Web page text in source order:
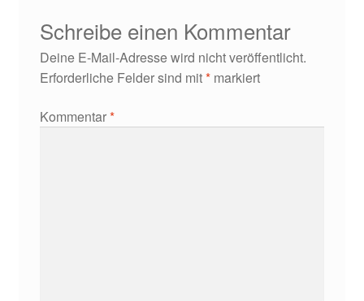
Schreibe einen Kommentar
Deine E-Mail-Adresse wird nicht veröffentlicht.
Erforderliche Felder sind mit*markiert
Kommentar*